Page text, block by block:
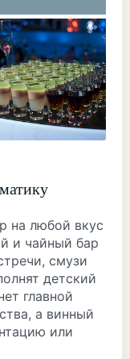
на любой вкус
и чайный бар
смузи
детский
главной
а винный
или